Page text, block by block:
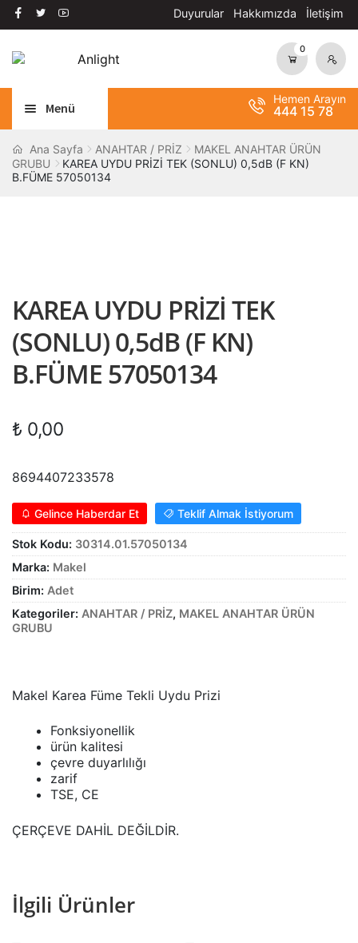
Duyurular Hakkımızda İletişim
Dolaşıma
İçeriğe
0
Menü
AYDINLATMA
Alt
OTOMASYON
BANT / YAPIŞTIRICILAR
ŞALT MALZEMELERİ
KABLO
Hemen Arayın
444 15 78
Ana Sayfa ANAHTAR / PRİZ
MAKEL ANAHTAR ÜRÜN
GRUBU
KAREA UYDU PRİZİ TEK (SONLU) 0,5dB (F KN)
B.FÜME 57050134
KAREA UYDU PRİZİ TEK
(SONLU) 0,5dB (F KN)
B.FÜME 57050134
₺ 0,00
8694407233578
Gelince Haberdar Et Teklif Almak İstiyorum
Stok Kodu: 30314.01.57050134
Marka: Makel
Birim: Adet
Kategoriler: ANAHTAR / PRİZ, MAKEL ANAHTAR ÜRÜN
GRUBU
Makel Karea Füme Tekli Uydu Prizi
Fonksiyonellik
ürün kalitesi
çevre duyarlılığı
zarif
TSE, CE
ÇERÇEVE DAHİL DEĞİLDİR.
İlgili Ürünler